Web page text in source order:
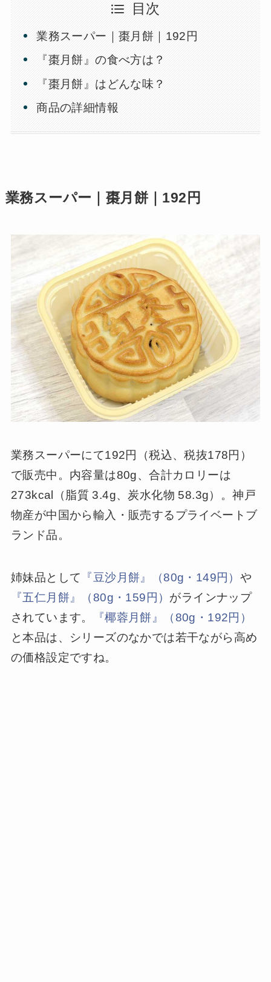
目次
業務スーパー｜棗月餅｜192円
『棗月餅』の食べ方は？
『棗月餅』はどんな味？
商品の詳細情報
業務スーパー｜棗月餅｜192円
業務スーパーにて192円（税込、税抜178円）
で販売中。内容量は80g、合計カロリーは
273kcal（脂質 3.4g、炭水化物 58.3g）。神戸
物産が中国から輸入・販売するプライベートブ
ランド品。
姉妹品として 『豆沙月餅』（80g・149円） や
『五仁月餅』（80g・159円） がラインナップ
されています。
『椰蓉月餅』（80g・192円）
と本品は、シリーズのなかでは若干ながら高め
の価格設定ですね。